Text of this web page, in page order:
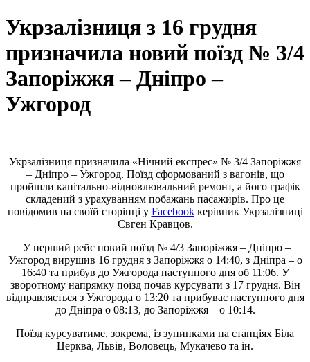
Укрзалізниця з 16 грудня
призначила новий поїзд № 3/4
Запоріжжя – Дніпро –
Ужгород
Укрзалізниця призначила «Нічний експрес» № 3/4 Запоріжжя
– Дніпро – Ужгород. Поїзд сформований з вагонів, що
пройшли капітально-відновлювальний ремонт, а його графік
складений з урахуванням побажань пасажирів. Про це
повідомив на своїй сторінці у Facebookкерівник Укрзалізниці
Євген Кравцов.
У перший рейс новий поїзд № 4/3 Запоріжжя – Дніпро –
Ужгород вирушив 16 грудня з Запоріжжя о 14:40, з Дніпра – о
16:40 та прибув до Ужгорода наступного дня об 11:06. У
зворотному напрямку поїзд почав курсувати з 17 грудня. Він
відправляється з Ужгорода о 13:20 та прибуває наступного дня
до Дніпра о 08:13, до Запоріжжя – о 10:14.
Поїзд курсуватиме, зокрема, із зупинками на станціях Біла
Церква, Львів, Воловець, Мукачево та ін.